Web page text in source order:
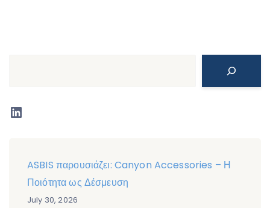
LinkedIn
ASBIS παρουσιάζει: Canyon Accessories – Η
Ποιότητα ως Δέσμευση
July 30, 2026